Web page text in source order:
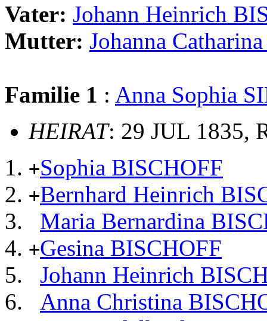
Vater: Johann Heinrich
Mutter: Johanna
Familie 1 : Anna Sophia
HEIRAT: 29 JUL 1835,
+Sophia BISCHOFF
+Bernhard Heinrich
Maria Bernardina
+Gesina BISCHOFF
Johann Heinrich
Anna Christina